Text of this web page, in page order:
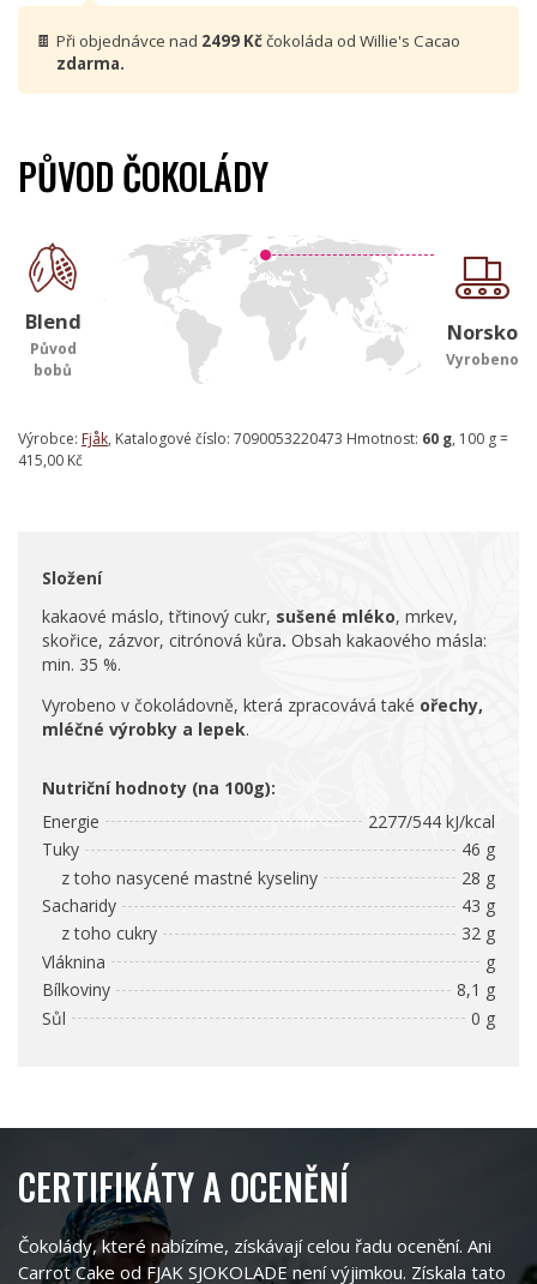
🍫 Při objednávce nad 2499 Kččokoláda od Willie's Cacao
zdarma.
PŮVOD ČOKOLÁDY
Blend
Původ
bobů
Norsko
Vyrobeno
Výrobce: Fjåk, Katalogové číslo: 7090053220473 Hmotnost: 60 g, 100 g =
415,00 Kč
Složení
kakaové máslo, třtinový cukr, sušené mléko, mrkev,
skořice, zázvor, citrónová kůra. Obsah kakaového másla:
min. 35 %.
Vyrobeno v čokoládovně, která zpracovává také ořechy,
mléčné výrobky a lepek.
Nutriční hodnoty (na 100g):
Energie
2277/544 kJ/kcal
Tuky
46 g
z toho nasycené mastné kyseliny
28 g
Sacharidy
43 g
z toho cukry
32 g
Vláknina
g
Bílkoviny
8,1 g
Sůl
0 g
CERTIFIKÁTY A OCENĚNÍ
Čokolády, které nabízíme, získávají celou řadu ocenění. Ani
Carrot Cake od FJAK SJOKOLADE není výjimkou. Získala tato